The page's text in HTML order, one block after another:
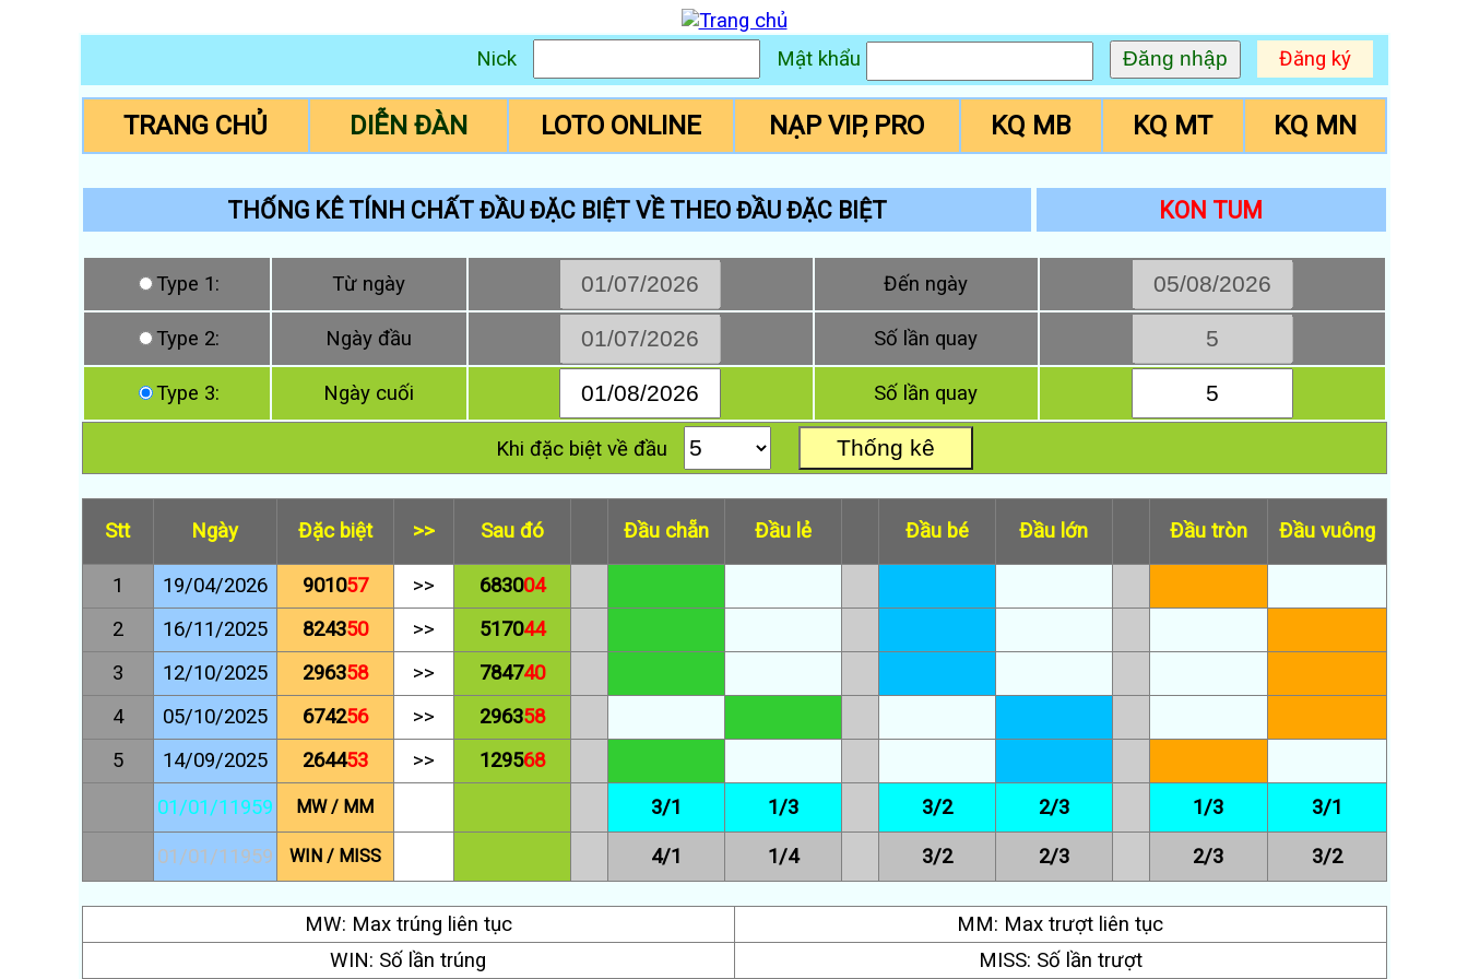
Nick Mật khẩu Đăng ký
TRANG CHỦ DIỄN ĐÀN LOTO ONLINE NẠP VIP, PRO KQ MB KQ MT KQ MN
THỐNG KÊ TÍNH CHẤT ĐẦU ĐẶC BIỆT VỀ THEO ĐẦU ĐẶC BIỆT KON TUM
Type 1: Từ ngày Đến ngày
Type 2: Ngày đầu Số lần quay
Type 3: Ngày cuối Số lần quay
Khi đặc biệt về đầu
Stt Ngày Đặc biệt >> Sau đó Đầu chẵn Đầu lẻ Đầu bé Đầu lớn Đầu tròn Đầu vuông
1 19/04/2026 901057 >> 683004
2
16/11/2025 824350 >> 517044
3
12/10/2025 296358 >> 784740
4
05/10/2025 674256 >> 296358
5
14/09/2025 264453 >> 129568
01/01/11959
MW / MM 3/1 1/3 3/2 2/3 1/3 3/1
01/01/11959 WIN / MISS 4/1 1/4 3/2 2/3 2/3 3/2
MW: Max trúng liên tục
MM: Max trượt liên tục
WIN: Số lần trúng
MISS: Số lần trượt